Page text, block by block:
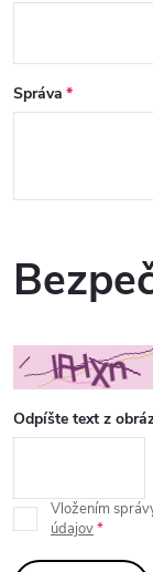
Správa
Odpíšte text z
Vložením
údajov